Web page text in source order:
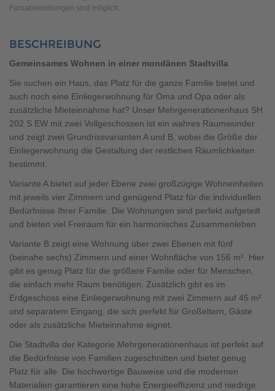
MUSTERHAUS FINDEN
Farbabweichungen sind möglich.
BESCHREIBUNG
Gemeinsames Wohnen in einer mondänen Stadtvilla
Sie suchen ein Haus, das Platz für die ganze Familie bietet und
auch noch eine Einliegerwohnung für Oma und Opa oder als
zusätzliche Mieteinnahme hat? Unser Mehrgenerationenhaus SH
202 S EW mit zwei Vollgeschossen ist ein wahres Raumwunder
und zeigt zwei Grundrissvarianten A und B, wobei die Größe der
Einliegerwohnung die Gestaltung der restlichen Räumlichkeiten
bestimmt.
Variante A bietet auf jeder Ebene zwei großzügige Wohneinheiten
mit jeweils vier Zimmern und genügend Platz für die individuellen
Bedürfnisse Ihrer Familie. Die Wohnungen sind perfekt aufgeteilt
und bieten viel Freiraum für ein harmonisches Zusammenleben.
Variante B zeigt eine Wohnung über zwei Ebenen mit fünf
(beinahe sechs) Zimmern und einer Wohnfläche von 156 m². Hier
gibt es genug Platz für die größere Familie oder für Menschen,
die einfach mehr Raum benötigen. Zusätzlich gibt es im
Erdgeschoss eine Einliegerwohnung mit zwei Zimmern auf 45 m²
und separatem Eingang, die sich perfekt für Großeltern, Gäste
oder als zusätzliche Mieteinnahme eignet.
Die Stadtvilla der Kategorie Mehrgenerationenhaus ist perfekt auf
die Bedürfnisse von Familien zugeschnitten und bietet genug
Platz für alle. Die hochwertige Bauweise und die modernen
Materialien garantieren eine hohe Energieeffizienz und niedrige